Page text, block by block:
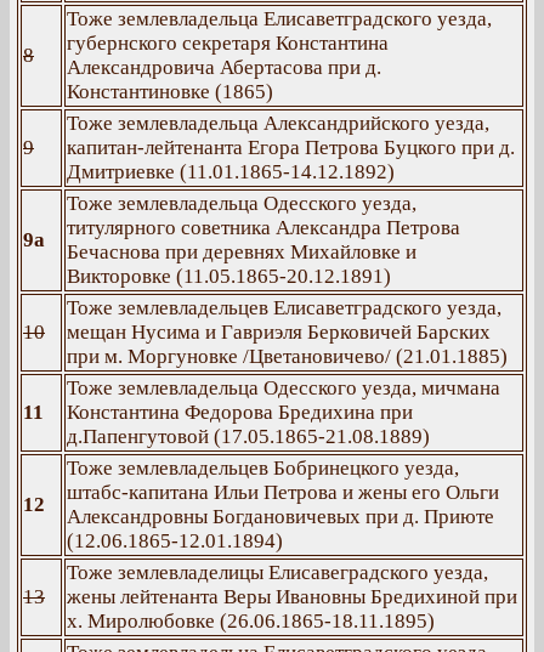
8
Тоже землевладельца Елисаветградского уезда,
губернского секретаря Константина
Александровича Абертасова при д.
Константиновке (1865)
9
Тоже землевладельца Александрийского уезда,
капитан-лейтенанта Егора Петрова Буцкого при д.
Дмитриевке (11.01.1865-14.12.1892)
9а
Тоже землевладельца Одесского уезда,
титулярного советника Александра Петрова
Бечаснова при деревнях Михайловке и
Викторовке (11.05.1865-20.12.1891)
10
Тоже землевладельцев Елисаветградского уезда,
мещан Нусима и Гавриэля Берковичей Барских
при м. Моргуновке /Цветановичево/ (21.01.1885)
11
Тоже землевладельца Одесского уезда, мичмана
Константина Федорова Бредихина при
д.Папенгутовой (17.05.1865-21.08.1889)
12
Тоже землевладельцев Бобринецкого уезда,
штабс-капитана Ильи Петрова и жены его Ольги
Александровны Богдановичевых при д. Приюте
(12.06.1865-12.01.1894)
13
Тоже землевладелицы Елисавеградского уезда,
жены лейтенанта Веры Ивановны Бредихиной при
х. Миролюбовке (26.06.1865-18.11.1895)